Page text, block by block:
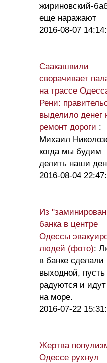
жириновский-
еще наражают
2016-08-07
Саакашвили
сворачивает
на трассе
Рени:
выделило денег
ремонт дороги :
Михаил
когда мы будим
делить наши
2016-08-04
Из
банка в центре
Одессы
людей (фото):
в банке сделали
выходной, пусть
радуются и идут
на море.
2016-07-22
Жертва
Одессе рухнул